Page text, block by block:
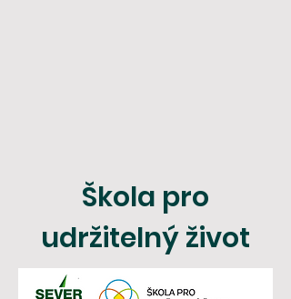
Škola pro
udržitelný život